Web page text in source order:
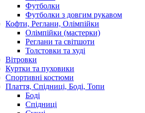
Футболки
Футболки з довгим рукавом
Кофти, Реглани, Олімпійки
Олімпійки (мастерки)
Реглани та світшоти
Толстовки та худі
Вітровки
Куртки та пуховики
Спортивні костюми
Плаття, Спідниці, Боді, Топи
Боді
Спідниці